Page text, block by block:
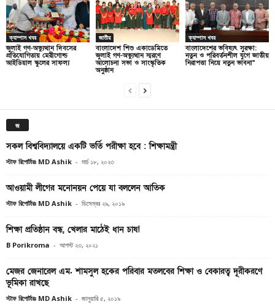
ক্যাম্পাস খবর
জুলাই গণ-অভ্যুত্থান দিবসের
প্রতিযোগিতায় মেরীগোল্ড
আইডিয়াল স্কুলের সাফল্য
জাতীয়
বাংলাদেশ শিশু একাডেমিতে
জুলাই গণ-অভ্যুত্থান স্মরণে
আলোচনা সভা ও সাংস্কৃতিক
অনুষ্ঠান
ক্যাম্পাস খবর
বাংলাদেশের ভবিষ্যৎ সুরক্ষা:
নতুন ও পরিবর্তনশীল যুগে জাতীয়
নিরাপত্তা নিয়ে নতুন ভাবনা”
জ
সকল বিশ্ববিদ্যালয়ে একটি ভর্তি পরীক্ষা হবে : শিক্ষামন্ত্রী
স্টাফ রিপোর্টারঃ MD Ashik - মার্চ ১৮, ২০২৩
আওয়ামী লীগের মনোনয়ন পেয়ে যা বললেন আতিক
স্টাফ রিপোর্টারঃ MD Ashik - ডিসেম্বর ২৯, ২০১৯
শিক্ষা প্রতিষ্ঠান বন্ধ, খেলার মাঠেই ধান চাষ!
B Porikroma - আগস্ট ২৩, ২০২১
মেজর জেনারেল এম. শামসুল হকের পরিবার মতলবের শিক্ষা ও বেকারত্ব দূরীকরণে
ভূমিকা রাখছে
স্টাফ রিপোর্টারঃ MD Ashik - জানুয়ারি ৫, ২০১৯